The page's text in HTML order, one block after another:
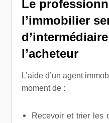
Le
l’immobilier
l’acheteur
L’aide d’un agent
moment de :
Recevoir et trier les